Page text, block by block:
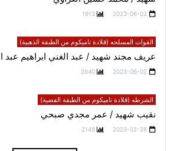
2023-06-02
1913
القوات المسلحه (قلادة تاميكوم من الطبقة الذهبية)
عريف مجند شهيد / عبد الغني ابراهيم عبد
2023-06-02
2640
الشرطه (قلادة تاميكوم من الطبقة الفضية)
نقيب شهيد / عمر مجدي صبحي
2023-02-28
2145